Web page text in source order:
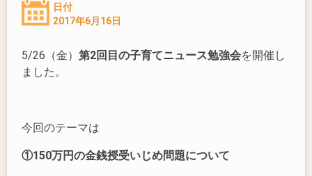
日付
2017年6月16日
5/26（金）第2回目の子育てニュース勉強会を開催し
ました。
今回のテーマは
①150万円の金銭授受いじめ問題について